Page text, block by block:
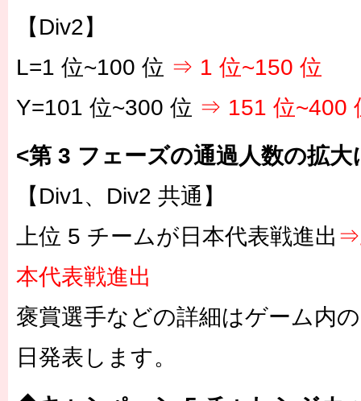
【Div2】
L=1 位~100 位 ⇒ 1 位~150 位
Y=101 位~300 位 ⇒ 151 位~400
<第 3 フェーズの通過人数の拡大
【Div1、Div2 共通】
上位 5 チームが日本代表戦進出 ⇒
本代表戦進出
褒賞選手などの詳細はゲーム内
日発表します。